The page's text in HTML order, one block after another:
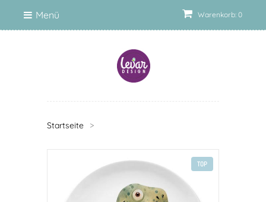
Warenkorb: 0
Menü
Startseite >
TOP